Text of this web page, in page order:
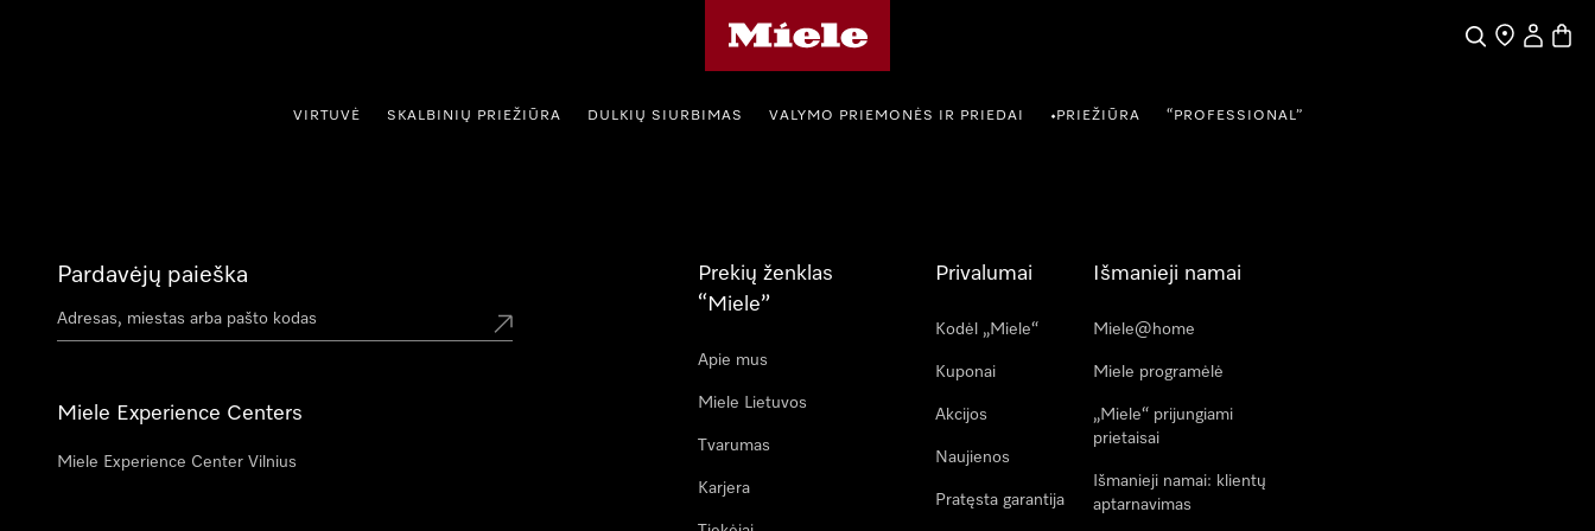
PaieškaPardavėjų
VIRTUVĖ SKALBINIŲ PRIEŽIŪRA DULKIŲ SIURBIMAS VALYMO PRIEMONĖS IR PRIEDAI •PRIEŽIŪRA “PROFESSIONAL”
Pardavėjų paieška
Miele Experience Centers
Miele Experience Center Vilnius
Prekių ženklas
“Miele”
Apie mus
Miele Lietuvos
Tvarumas
Karjera
Privalumai
Kodėl „Miele“
Kuponai
Akcijos
Naujienos
Pratęsta garantija
Išmanieji namai
Miele@home
Miele programėlė
„Miele“ prijungiami
prietaisai
Išmanieji namai: klientų
aptarnavimas